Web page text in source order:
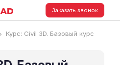
Заказать звонок
Курс: Civil 3D. Базовый курс